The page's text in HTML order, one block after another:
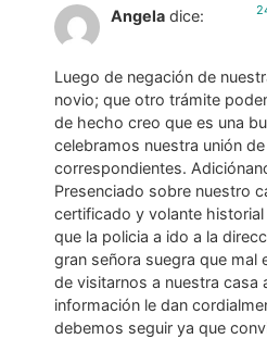
Angela dice:
Luego de negación de
novio; que otro trámite
de hecho creo que es una
celebramos nuestra unión
correspondientes.
Presenciado sobre nuestro
certificado y volante
que la policia a ido a la
gran señora suegra que mal
de visitarnos a nuestra casa
información le dan
debemos seguir ya que